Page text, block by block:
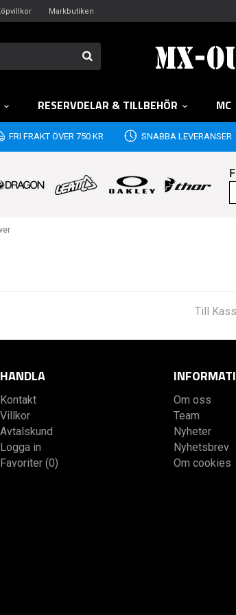
Markbutiken
RESERVDELAR & TILLBEHÖR MC
FRI FRAKT ÖVER 750 KR SNABBA LEVERANSER
Till
HANDLA
Kontakt
Villkor
Avtalskund
Logga in
Favoriter (0)
Om oss
Team
Nyheter
Nyhetsbrev
Om cookies